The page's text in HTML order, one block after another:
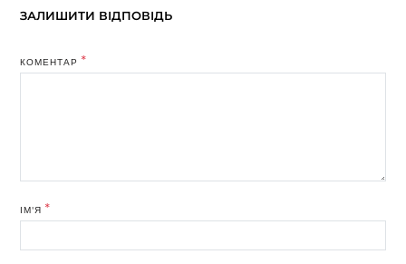
ЗАЛИШИТИ ВІДПОВІДЬ
КОМЕНТАР *
ІМ'Я *